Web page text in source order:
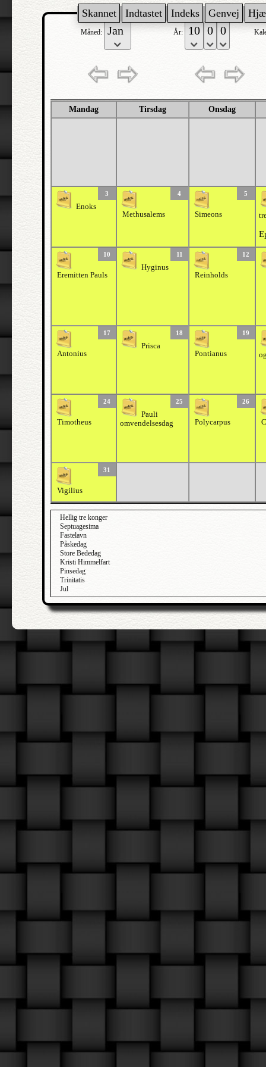
Skannet Indtastet Indeks Genvej
Måned: År:
Mandag Tirsdag Onsdag
3
Enoks
4
Methusalems
5
Simeons
10
Eremitten Pauls
11
Hyginus
12
Reinholds
17
Antonius
18
Prisca
19
Pontianus
24
Timotheus
25
Pauli
omvendelsesdag
26
Polycarpus
31
Vigilius
Hellig tre konger
Septuagesima
Fastelavn
Påskedag
Store Bededag
Kristi Himmelfart
Pinsedag
Trinitatis
Jul